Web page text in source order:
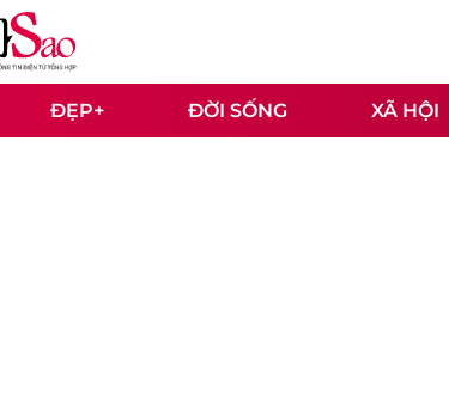
ĐẸP+ ĐỜI SỐNG XÃ HỘI